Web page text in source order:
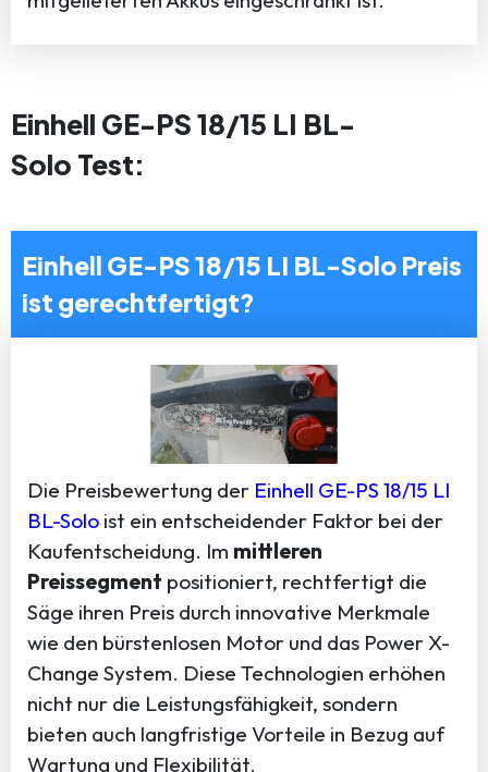
Einhell GE-PS 18/15 LI BL-
Solo Test:
Einhell GE-PS 18/15 LI BL-Solo Preis
ist gerechtfertigt?
Die Preisbewertung der Einhell GE-PS 18/15 LI
BL-Solo ist ein entscheidender Faktor bei der
Kaufentscheidung. Im mittleren
Preissegment positioniert, rechtfertigt die
Säge ihren Preis durch innovative Merkmale
wie den bürstenlosen Motor und das Power X-
Change System. Diese Technologien erhöhen
nicht nur die Leistungsfähigkeit, sondern
bieten auch langfristige Vorteile in Bezug auf
Wartung und Flexibilität.